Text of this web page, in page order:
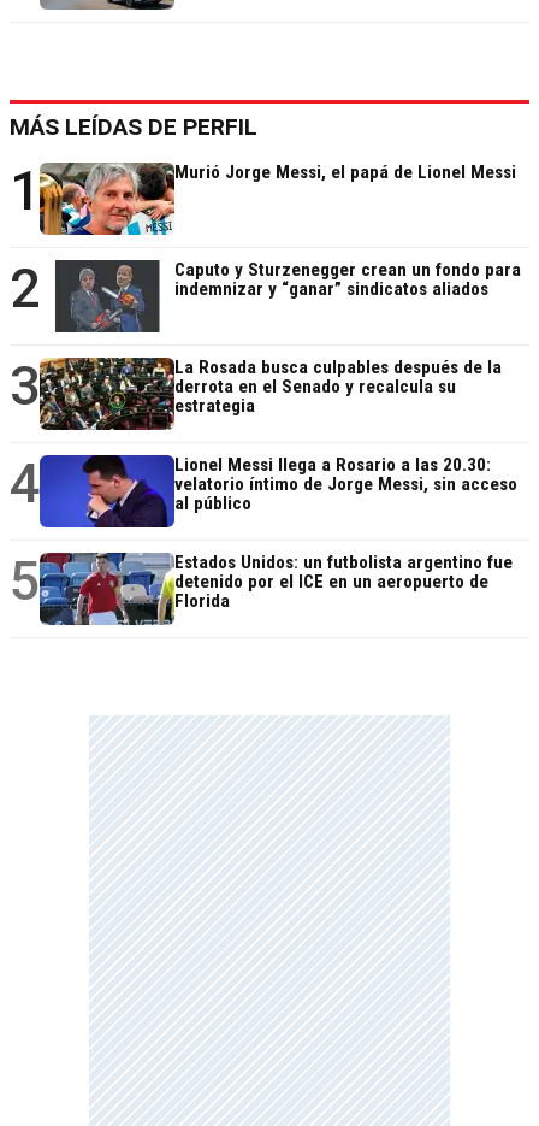
MÁS LEÍDAS DE PERFIL
1 Murió Jorge Messi, el papá de Lionel Messi
2
Caputo y Sturzenegger crean un fondo para
indemnizar y “ganar” sindicatos aliados
3
La Rosada busca culpables después de la
derrota en el Senado y recalcula su
estrategia
4
Lionel Messi llega a Rosario a las 20.30:
velatorio íntimo de Jorge Messi, sin acceso
al público
5
Estados Unidos: un futbolista argentino fue
detenido por el ICE en un aeropuerto de
Florida